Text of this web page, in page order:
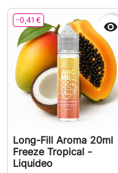
-0,41 € 
Long-Fill Aroma 20ml
Freeze Tropical -
Liquideo